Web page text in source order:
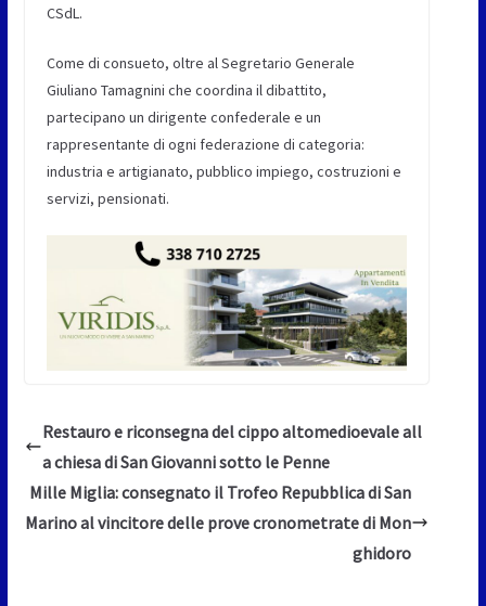
CSdL.
Come di consueto, oltre al Segretario Generale
Giuliano Tamagnini che coordina il dibattito,
partecipano un dirigente confederale e un
rappresentante di ogni federazione di categoria:
industria e artigianato, pubblico impiego, costruzioni e
servizi, pensionati.
Restauro e riconsegna del cippo altomedioevale all
a chiesa di San Giovanni sotto le Penne
Mille Miglia: consegnato il Trofeo Repubblica di San
Marino al vincitore delle prove cronometrate di Mon
ghidoro